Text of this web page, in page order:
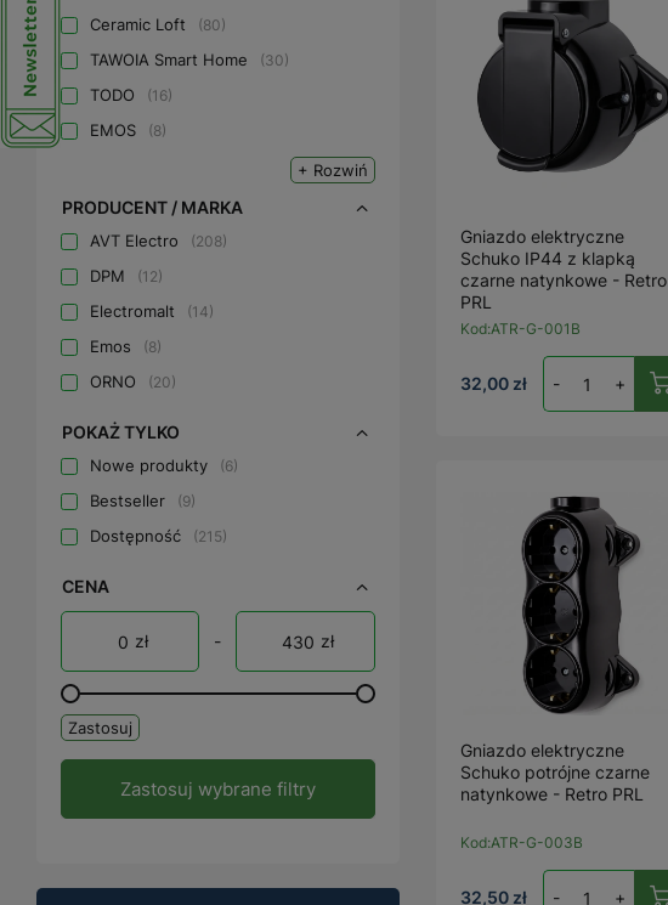
Ceramic Loft 80
TAWOIA Smart Home 30
TODO 16
EMOS 8
+ Rozwiń
PRODUCENT / MARKA
AVT Electro 208
DPM 12
Electromalt 14
Emos 8
ORNO 20
POKAŻ TYLKO
Nowe produkty 6
Bestseller 9
Dostępność 215
CENA
zł - zł
Zastosuj
Zastosuj wybrane filtry
Gniazdo elektryczne
Schuko IP44 z klapką
czarne natynkowe - Retro
PRL
Kod:ATR-G-001B
32,00 zł - +
Gniazdo elektryczne
Schuko potrójne czarne
natynkowe - Retro PRL
Kod:ATR-G-003B
32,50 zł - +